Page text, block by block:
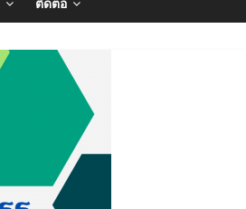
ติดต่อ